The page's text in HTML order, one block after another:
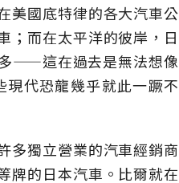
美國底特律的各大汽車公
；而在太平洋的彼岸，日
——這在過去是無法想像
代恐龍幾乎就此一蹶不
多獨立營業的汽車經銷商
牌的日本汽車。比爾就在